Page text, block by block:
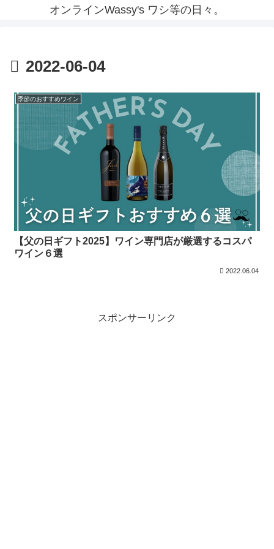
オンラインWassy's ワシ等の日々。
2022-06-04
季節のおすすめワイン
【父の日ギフト2025】ワイン専門店が厳選するコスパ
ワイン６選
2022.06.04
スポンサーリンク